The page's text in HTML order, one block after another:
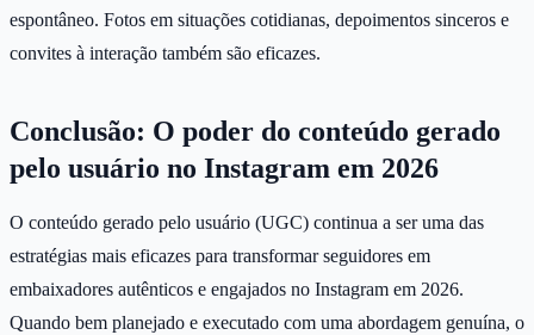
espontâneo. Fotos em situações cotidianas, depoimentos sinceros e
convites à interação também são eficazes.
Conclusão: O poder do conteúdo gerado
pelo usuário no Instagram em 2026
O conteúdo gerado pelo usuário (UGC) continua a ser uma das
estratégias mais eficazes para transformar seguidores em
embaixadores autênticos e engajados no Instagram em 2026.
Quando bem planejado e executado com uma abordagem genuína, o